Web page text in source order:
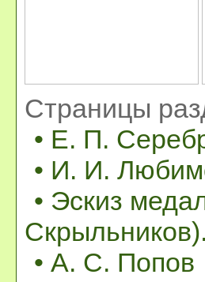
Страницы
• Е. П.
• И. И.
• Эскиз
• А. С. Попов